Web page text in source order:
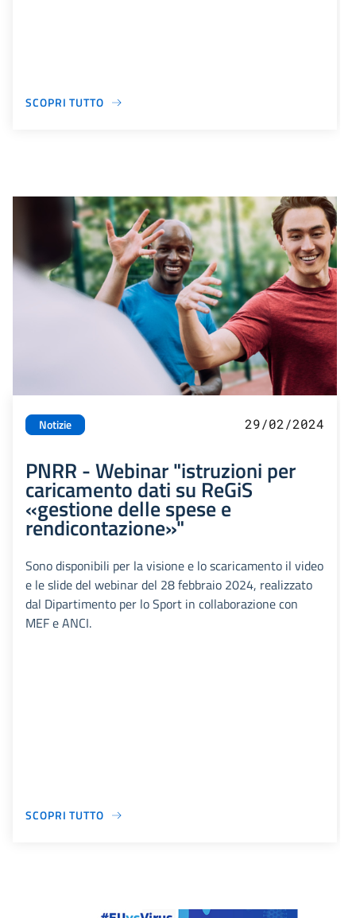
SCOPRI TUTTO
Notizie 29/02/2024
PNRR - Webinar "istruzioni per
caricamento dati su ReGiS
«gestione delle spese e
rendicontazione»"
Sono disponibili per la visione e lo scaricamento il video
e le slide del webinar del 28 febbraio 2024, realizzato
dal Dipartimento per lo Sport in collaborazione con
MEF e ANCI.
SCOPRI TUTTO